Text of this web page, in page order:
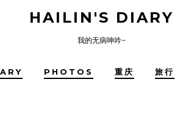
HAILIN'S DIARY
我的无病呻吟~
PHOTOS 重庆 旅行